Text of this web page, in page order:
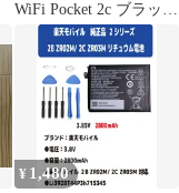
WiFi Pocket 2c ブラック
ZR03M
¥ 1,480